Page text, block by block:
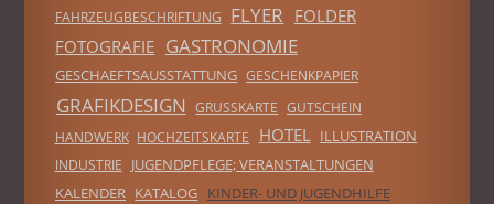
FAHRZEUGBESCHRIFTUNG
FLYER FOLDER
FOTOGRAFIE GASTRONOMIE
GESCHAEFTSAUSSTATTUNG GESCHENKPAPIER
GRAFIKDESIGN GRUSSKARTE
GUTSCHEIN
HANDWERK HOCHZEITSKARTE HOTEL ILLUSTRATION
INDUSTRIE
JUGENDPFLEGE; VERANSTALTUNGEN
KALENDER KATALOG KINDER- UND JUGENDHILFE